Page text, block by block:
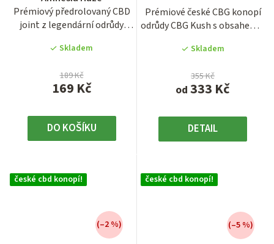
Prémiový předrolovaný CBD
joint z legendární odrůdy
produktu
je
3,7
z
hvězdiček.
Skladem
169 Kč
189 Kč
DO KOŠÍKU
Prémiové české CBG konopí
odrůdy CBG Kush s obsahem 7
Skladem
od 333 Kč
355 Kč
DETAIL
4,3
z
hvězdiček.
české cbd konopí!
(–2 %)
české cbd konopí!
(–5 %)